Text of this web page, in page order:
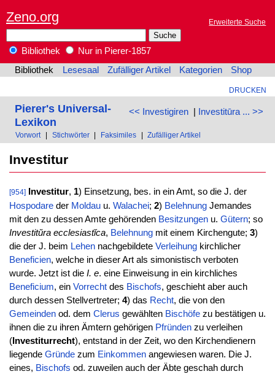
Zeno.org Erweiterte Suche
Bibliothek
Nur in Pierer-1857
Bibliothek
Lesesaal Zufälliger Artikel Kategorien Shop
DRUCKEN
<< Investigiren| Investitūra ... >>
Pierer's Universal-
Lexikon
Vorwort Stichwörter Faksimiles Zufälliger Artikel
Investitur
[954] Investitur, 1) Einsetzung, bes. in ein Amt, so die J. der
Hospodareder Moldauu. Walachei; 2) BelehnungJemandes
mit den zu dessen Amte gehörenden Besitzungenu. Gütern; so
Investitŭra ecclesiastĭca, Belehnungmit einem Kirchengute; 3)
die der J. beim Lehennachgebildete Verleihungkirchlicher
Beneficien, welche in dieser Art als simonistisch verboten
wurde. Jetzt ist die I. e. eine Einweisung in ein kirchliches
Beneficium, ein Vorrechtdes Bischofs, geschieht aber auch
durch dessen Stellvertreter; 4) das Recht, die von den
Gemeindenod. dem Clerus gewählten Bischöfezu bestätigen u.
ihnen die zu ihren Ämtern gehörigen Pfründenzu verleihen
(Investiturrecht), entstand in der Zeit, wo den Kirchendienern
liegende Gründezum Einkommenangewiesen waren. Die J.
eines, Bischofs od. zuweilen auch der Äbte geschah durch